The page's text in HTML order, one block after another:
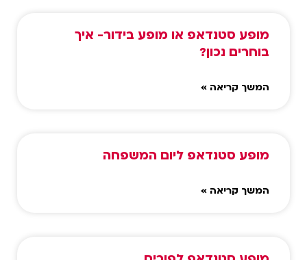
מופע סטנדאפ או מופע בידור- איך
בוחרים נכון?
המשך קריאה »
מופע סטנדאפ ליום המשפחה
המשך קריאה »